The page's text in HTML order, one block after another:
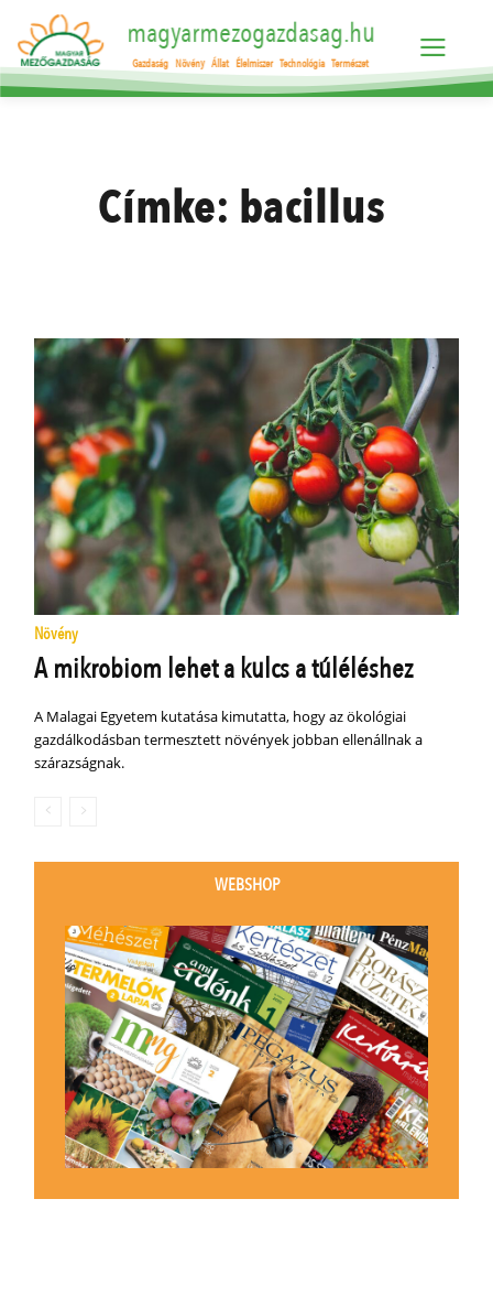
magyarmezogazdasag.hu
Gazdaság Növény Állat Élelmiszer Technológia Természet
Címke: bacillus
Növény
A mikrobiom lehet a kulcs a túléléshez
A Malagai Egyetem kutatása kimutatta, hogy az ökológiai
gazdálkodásban termesztett növények jobban ellenállnak a
szárazságnak.
WEBSHOP